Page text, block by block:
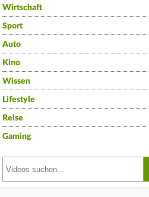
Wirtschaft
Sport
Auto
Kino
Wissen
Lifestyle
Reise
Gaming